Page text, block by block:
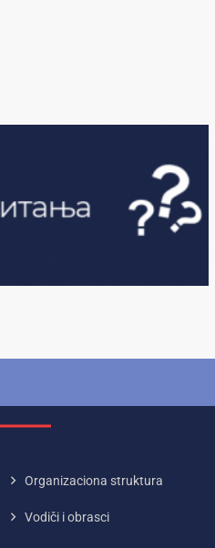
Organizaciona struktura
Vodiči i obrasci